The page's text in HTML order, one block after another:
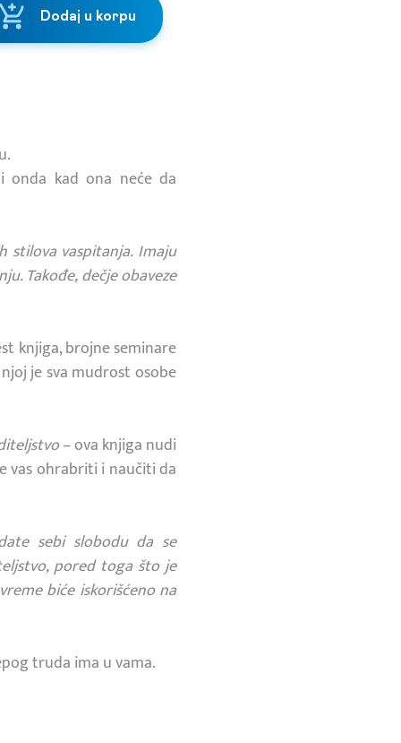
Dodaj u korpu
onda kad ona neće da
stilova vaspitanja. Imaju
Takođe, dečje obaveze
knjiga, brojne seminare
je sva mudrost osobe
– ova knjiga nudi
vas ohrabriti i naučiti da
sebi slobodu da se
pored toga što je
biće iskorišćeno na
truda ima u vama.